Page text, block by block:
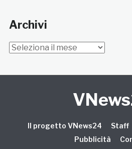
Archivi
Archivi
Il progetto VNews24 Staff
Pubblicità